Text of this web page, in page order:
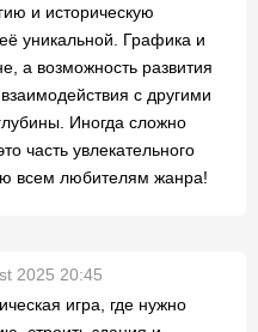
и историческую
уникальной. Графика и
а возможность развития
с другими
Иногда сложно
часть увлекательного
всем любителям жанра!
2025 20:45
игра, где нужно